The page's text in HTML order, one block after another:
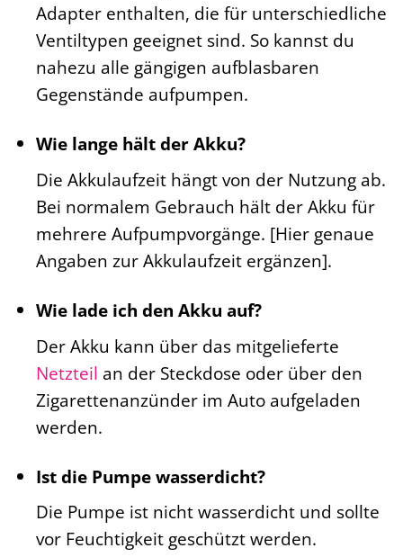
Adapter enthalten, die für unterschiedliche
Ventiltypen geeignet sind. So kannst du
nahezu alle gängigen aufblasbaren
Gegenstände aufpumpen.
Wie lange hält der Akku?
Die Akkulaufzeit hängt von der Nutzung ab.
Bei normalem Gebrauch hält der Akku für
mehrere Aufpumpvorgänge. [Hier genaue
Angaben zur Akkulaufzeit ergänzen].
Wie lade ich den Akku auf?
Der Akku kann über das mitgelieferte
Netzteil an der Steckdose oder über den
Zigarettenanzünder im Auto aufgeladen
werden.
Ist die Pumpe wasserdicht?
Die Pumpe ist nicht wasserdicht und sollte
vor Feuchtigkeit geschützt werden.